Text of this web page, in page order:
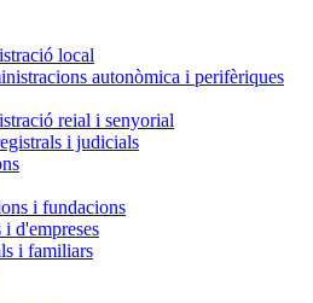
local
autonòmica i perifèriques
reial i senyorial
i judicials
i fundacions
d'empreses
i familiars